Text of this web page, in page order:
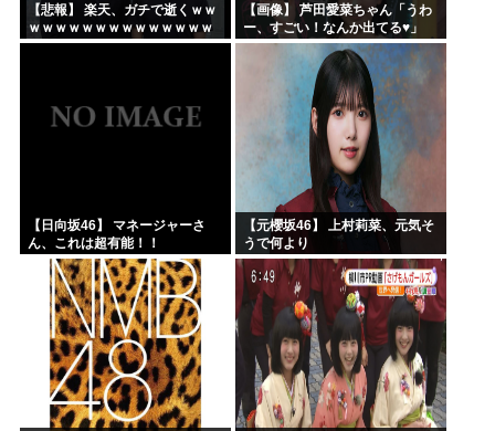
【悲報】 楽天、ガチで逝くｗｗ
ｗｗｗｗｗｗｗｗｗｗｗｗｗｗ
ｗｗｗｗ
【画像】 芦田愛菜ちゃん「うわ
ー、すごい！なんか出てる♥」
【日向坂46】 マネージャーさ
ん、これは超有能！！
【元櫻坂46】 上村莉菜、元気そ
うで何より